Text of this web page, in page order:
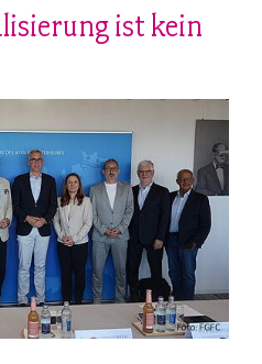
ist kein